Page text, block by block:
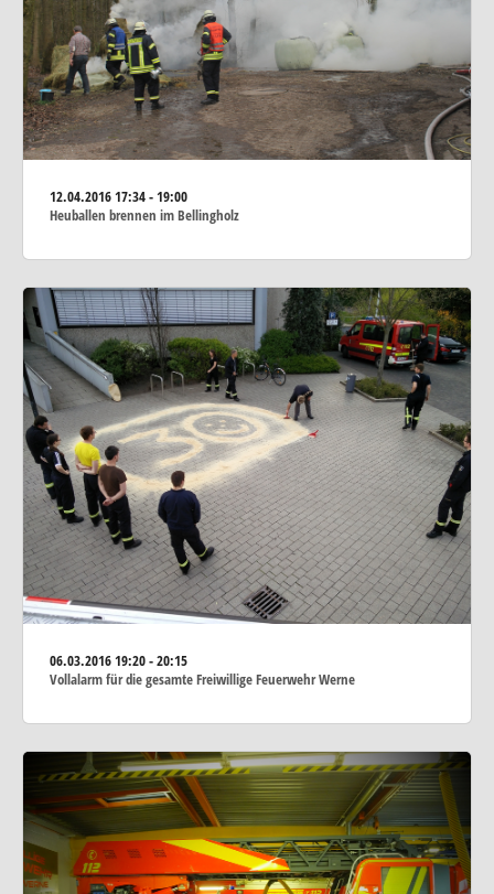
12.04.201617:34 - 19:00
Heuballen brennen im Bellingholz
06.03.201619:20 - 20:15
Vollalarm für die gesamte Freiwillige Feuerwehr Werne